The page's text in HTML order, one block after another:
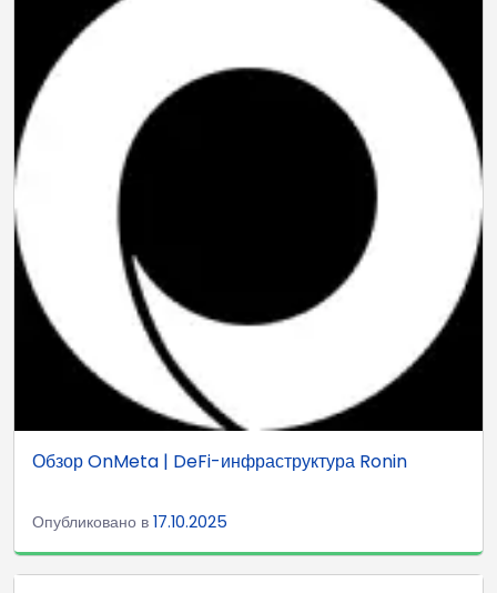
Обзор OnMeta | DeFi-инфраструктура Ronin
Опубликовано в 17.10.2025